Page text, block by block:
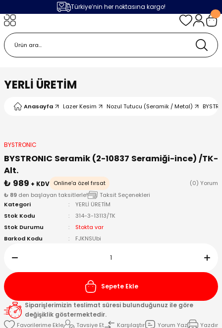
Türkiye’nin her noktasına kargo!
YERLİ ÜRETİM
Anasayfa Lazer Kesim Nozul Tutucu (Seramik / Metal)
BYSTRONIC
BYSTRONIC Seramik (2-10837 Seramiği-ince) /TK-
Alt.
₺ 989 + KDV Online'a özel fırsat
(0) Yorum
₺ 89 den başlayan taksitlerle!
Taksit Seçenekleri
Kategori
YERLİ ÜRETİM
Stok Kodu
314-3-13113/TK
Stok Durumu
Stokta var
Barkod Kodu
FJKNSUbi
Sepete Ekle
Siparişlerimizin teslimat süresi bulunduğunuz ile göre
değişiklik göstermektedir.
Tavsiye Et
Karşılaştır Yorum Yaz Yazdır
Geri Dön
Parçaları
Ürünleri
Geri Dön
Geri Dön
Geri Dön